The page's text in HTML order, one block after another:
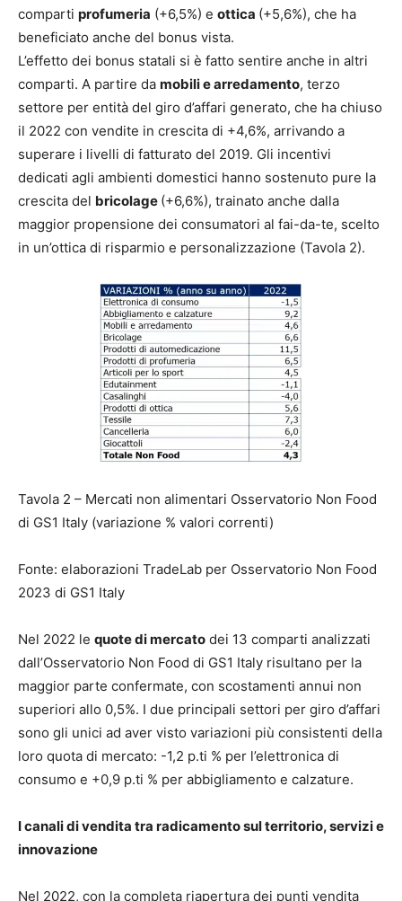
comparti profumeria (+6,5%) e ottica (+5,6%), che ha
beneficiato anche del bonus vista.
L’effetto dei bonus statali si è fatto sentire anche in altri
comparti. A partire da mobili e arredamento, terzo
settore per entità del giro d’affari generato, che ha chiuso
il 2022 con vendite in crescita di +4,6%, arrivando a
superare i livelli di fatturato del 2019. Gli incentivi
dedicati agli ambienti domestici hanno sostenuto pure la
crescita del bricolage (+6,6%), trainato anche dalla
maggior propensione dei consumatori al fai-da-te, scelto
in un’ottica di risparmio e personalizzazione (Tavola 2).
Tavola 2 – Mercati non alimentari Osservatorio Non Food
di GS1 Italy (variazione % valori correnti)
Fonte: elaborazioni TradeLab per Osservatorio Non Food
2023 di GS1 Italy
Nel 2022 le quote di mercato dei 13 comparti analizzati
dall’Osservatorio Non Food di GS1 Italy risultano per la
maggior parte confermate, con scostamenti annui non
superiori allo 0,5%. I due principali settori per giro d’affari
sono gli unici ad aver visto variazioni più consistenti della
loro quota di mercato: -1,2 p.ti % per l’elettronica di
consumo e +0,9 p.ti % per abbigliamento e calzature.
I canali di vendita tra radicamento sul territorio, servizi e
innovazione
Nel 2022, con la completa riapertura dei punti vendita